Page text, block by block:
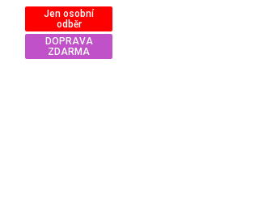
Jen osobní
odběr
DOPRAVA
ZDARMA